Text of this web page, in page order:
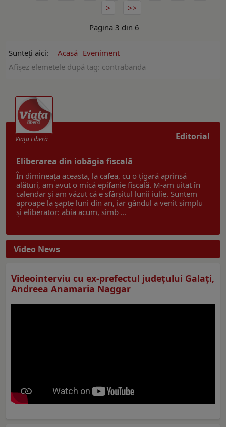
Pagina 3 din 6
Sunteți aici: Acasă Eveniment
Afişez elemetele după tag: contrabanda
Editorial
Viaţa Liberă
Eliberarea din iobăgia fiscală
În dimineața aceasta, la cafea, cu o țigară aprinsă
alături, am avut o mică epifanie fiscală. M-am uitat în
calendar și am văzut că e sfârșitul lunii iulie. Suntem
aproape la șapte luni din an, iar gândul a venit simplu
și eliberator: abia acum, simb ...
Video News
Videointerviu cu ex-prefectul judeţului Galaţi,
Andreea Anamaria Naggar